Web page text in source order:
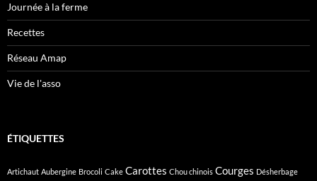
Journée à la ferme
Recettes
Réseau Amap
Vie de l'asso
ÉTIQUETTES
Artichaut Aubergine Brocoli Cake Carottes Chou chinois Courges Désherbage